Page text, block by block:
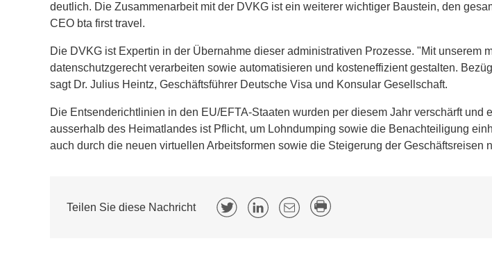
deutlich. Die Zusammenarbeit mit der DVKG ist ein weiterer wichtiger Baustein, den
CEO bta first travel.
Die DVKG ist Expertin in der Übernahme dieser administrativen Prozesse. "Mit
datenschutzgerecht verarbeiten sowie automatisieren und kosteneffizient gestalten.
sagt Dr. Julius Heintz, Geschäftsführer Deutsche Visa und Konsular Gesellschaft.
Die Entsenderichtlinien in den EU/EFTA-Staaten wurden per diesem Jahr verschärft
ausserhalb des Heimatlandes ist Pflicht, um Lohndumping sowie die Benachteiligung
auch durch die neuen virtuellen Arbeitsformen sowie die Steigerung der Geschäftsreisen
Teilen Sie diese Nachricht